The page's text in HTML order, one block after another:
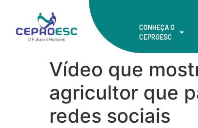
CONHEÇA O
CEPROESC
Vídeo que
agricultor que
redes sociais